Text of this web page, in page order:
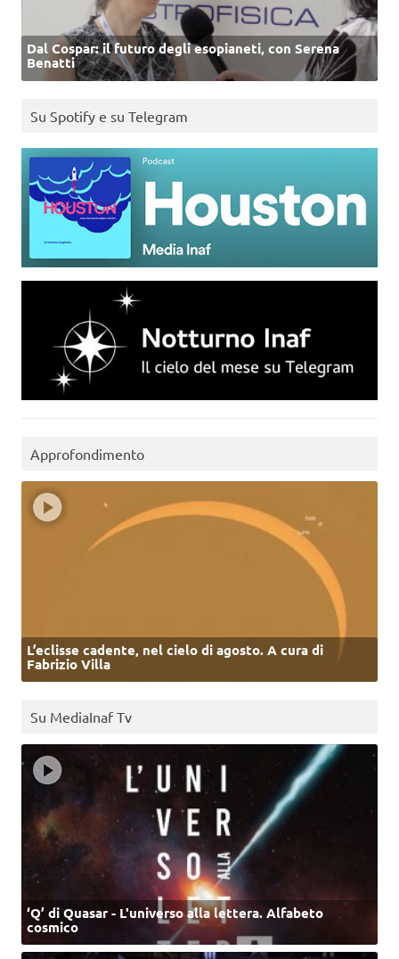
Dal Cospar: il futuro degli esopianeti, con Serena
Benatti
Su Spotify e su Telegram
Approfondimento
L’eclisse cadente, nel cielo di agosto. A cura di
Fabrizio Villa
Su MediaInaf Tv
‘Q’ di Quasar - L'universo alla lettera. Alfabeto
cosmico